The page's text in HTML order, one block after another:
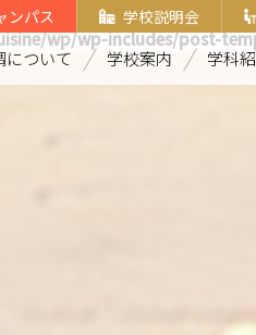
wp/wp-includes/post-
について 学校案内 学科
ンパス 学校説明会